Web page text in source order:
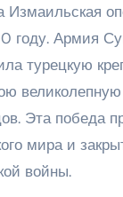
Измаильская
году. Армия
турецкую
великолепную
Эта победа
мира и
войны.